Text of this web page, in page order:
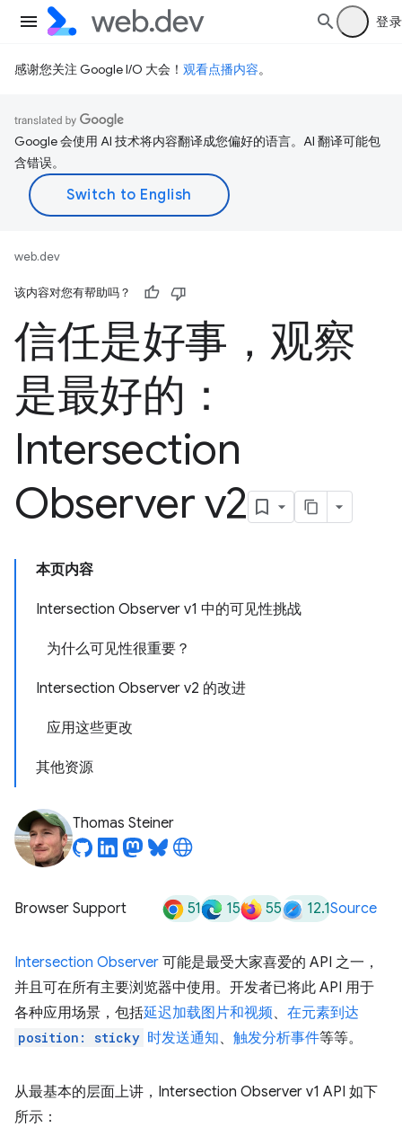
登录
感谢您关注 Google I/O 大会！ 观看点播内容。
Google 会使用 AI 技术将内容翻译成您偏好的语言。AI 翻译可能包
含错误。
web.dev
该内容对您有帮助吗？
信任是好事，观察
是最好的：
Intersection
Observer v2
本页内容
Intersection Observer v1 中的可见性挑战
为什么可见性很重要？
Intersection Observer v2 的改进
应用这些更改
其他资源
Thomas Steiner
Browser Support 51 15 55 12.1Source
Intersection Observer 可能是最受大家喜爱的 API 之一，
并且可在所有主要浏览器中使用。开发者已将此 API 用于
各种应用场景，包括延迟加载图片和视频、 在元素到达
position: sticky 时发送通知、 触发分析事件等等。
从最基本的层面上讲，Intersection Observer v1 API 如下
所示：